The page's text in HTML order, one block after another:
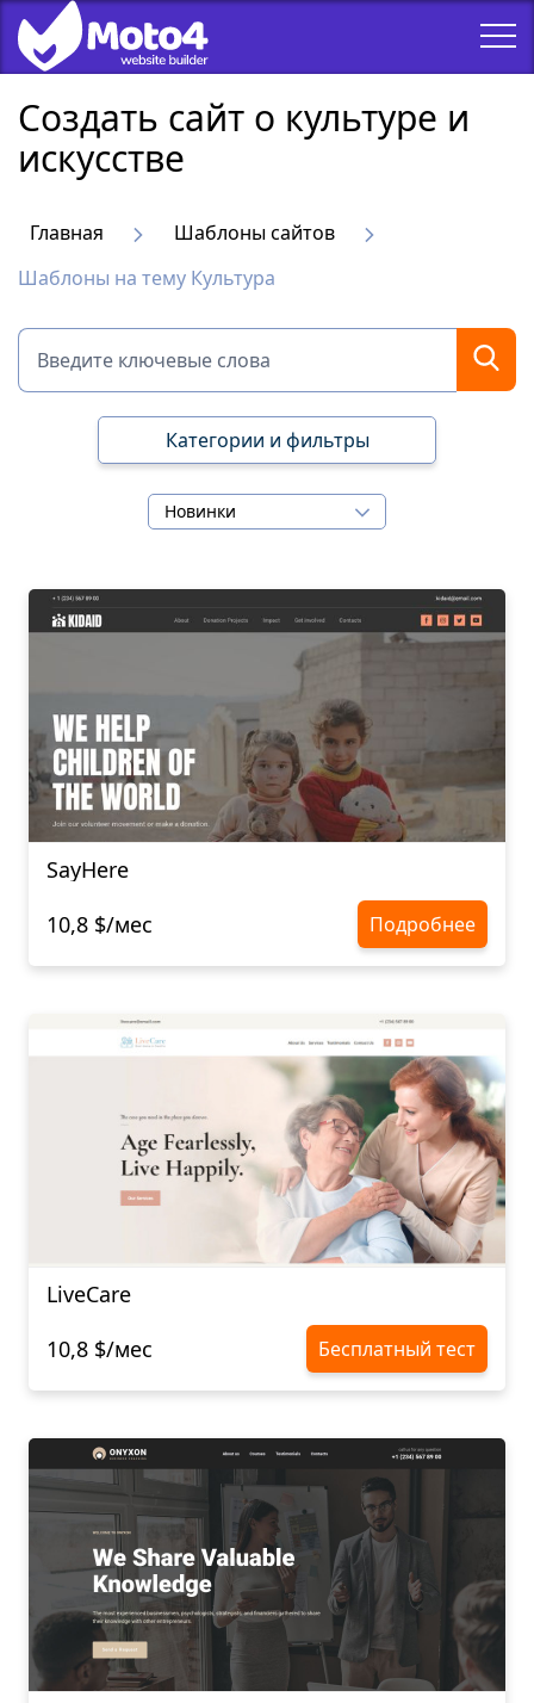
Создать сайт о культуре и
искусстве
Главная
Шаблоны сайтов
Шаблоны на тему Культура
Категории и фильтры
Новинки
SayHere
10,8 $/мес
Подробнее
LiveCare
10,8 $/мес
Бесплатный тест